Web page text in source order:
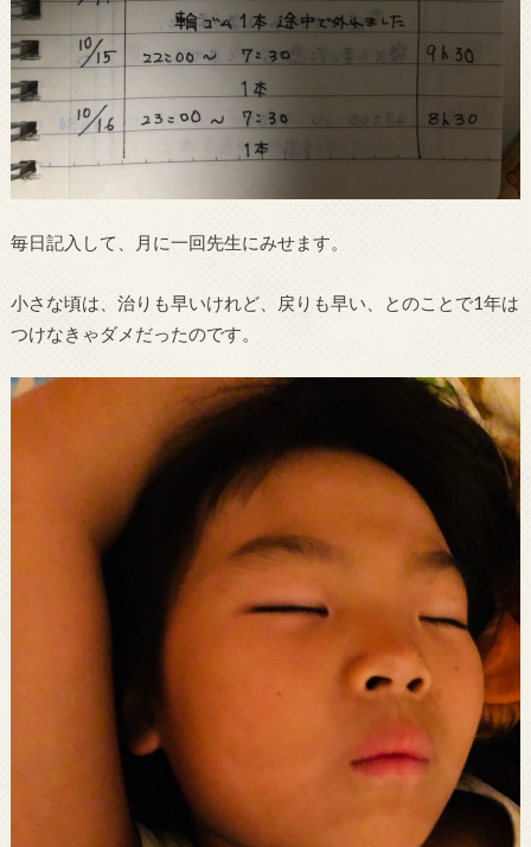
毎日記入して、月に一回先生にみせます。
小さな頃は、治りも早いけれど、戻りも早い、とのことで1年は
つけなきゃダメだったのです。